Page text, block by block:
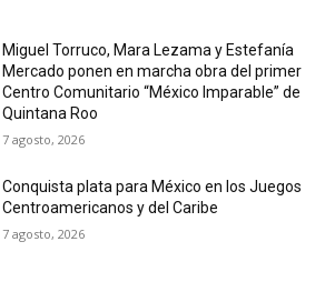
Miguel Torruco, Mara Lezama y Estefanía
Mercado ponen en marcha obra del primer
Centro Comunitario “México Imparable” de
Quintana Roo
7 agosto, 2026
Conquista plata para México en los Juegos
Centroamericanos y del Caribe
7 agosto, 2026